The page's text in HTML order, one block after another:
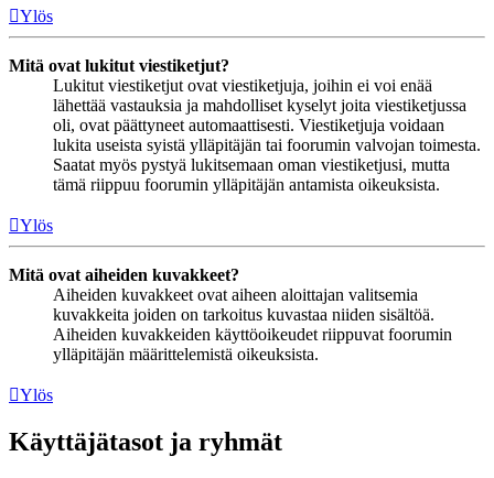
Ylös
Mitä ovat lukitut viestiketjut?
Lukitut viestiketjut ovat viestiketjuja, joihin ei voi enää
lähettää vastauksia ja mahdolliset kyselyt joita viestiketjussa
oli, ovat päättyneet automaattisesti. Viestiketjuja voidaan
lukita useista syistä ylläpitäjän tai foorumin valvojan toimesta.
Saatat myös pystyä lukitsemaan oman viestiketjusi, mutta
tämä riippuu foorumin ylläpitäjän antamista oikeuksista.
Ylös
Mitä ovat aiheiden kuvakkeet?
Aiheiden kuvakkeet ovat aiheen aloittajan valitsemia
kuvakkeita joiden on tarkoitus kuvastaa niiden sisältöä.
Aiheiden kuvakkeiden käyttöoikeudet riippuvat foorumin
ylläpitäjän määrittelemistä oikeuksista.
Ylös
Käyttäjätasot ja ryhmät